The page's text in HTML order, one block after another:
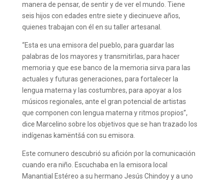
manera de pensar, de sentir y de ver el mundo. Tiene
seis hijos con edades entre siete y diecinueve años,
quienes trabajan con él en su taller artesanal.
“Esta es una emisora del pueblo, para guardar las
palabras de los mayores y transmitirlas, para hacer
memoria y que ese banco de la memoria sirva para las
actuales y futuras generaciones, para fortalecer la
lengua materna y las costumbres, para apoyar a los
músicos regionales, ante el gran potencial de artistas
que componen con lengua materna y ritmos propios”,
dice Marcelino sobre los objetivos que se han trazado los
indígenas kamëntšá con su emisora.
Este comunero descubrió su afición por la comunicación
cuando era niño. Escuchaba en la emisora local
Manantial Estéreo a su hermano Jesús Chindoy y a uno